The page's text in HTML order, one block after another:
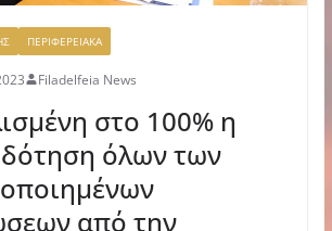
ΠΕΡΙΦΕΡΕΙΑΚΑ
Filadelfeia News
στο 100% η
όλων των
από την